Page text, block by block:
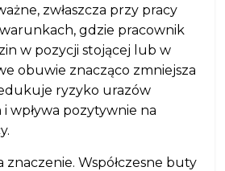
zwłaszcza przy pracy
gdzie pracownik
w pozycji stojącej lub w
obuwie znacząco zmniejsza
ryzyko urazów
wpływa pozytywnie na
znaczenie. Współczesne buty